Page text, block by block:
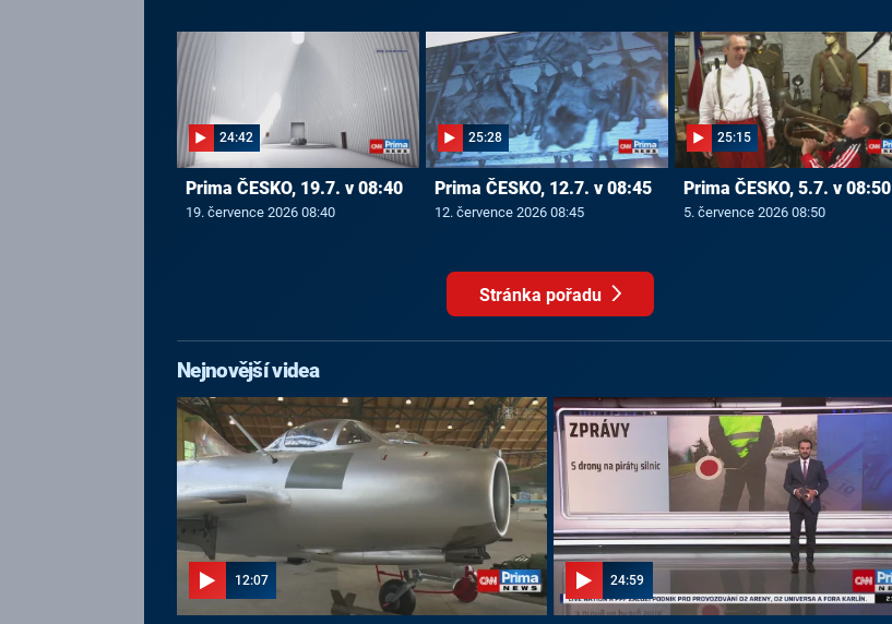
24:42
Prima ČESKO, 19.7. v 08:40
19. července 2026 08:40
25:28
Prima ČESKO, 12.7. v 08:45
12. července 2026 08:45
25:15
Prima ČESKO, 5.7. v 08:50
5. července 2026 08:50
Stránka pořadu
Nejnovější videa
12:07 24:59